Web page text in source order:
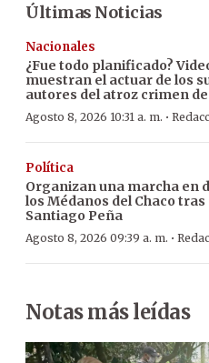
Últimas Noticias
Nacionales
¿Fue todo planificado?
muestran el actuar de los
autores del atroz crimen
Agosto 8, 2026 10:31 a. m. ·
Política
Organizan una marcha en
los Médanos del Chaco
Santiago Peña
Agosto 8, 2026 09:39 a. m. ·
Notas más leídas